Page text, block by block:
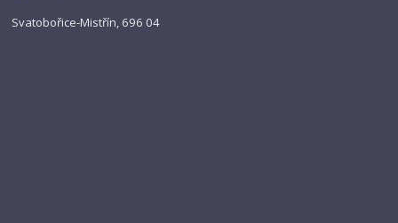
Svatobořice-Mistřín, 696 04